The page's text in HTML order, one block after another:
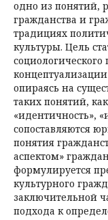
одно из понятий,
гражданства и
традициях
культуры. Цель
социологического
опираясь на
таких понятий,
«идентичность»,
сопоставляются
понятия
аспектом»
формулируется
культурного
заключительной
подхода к